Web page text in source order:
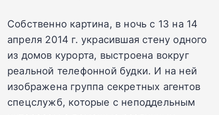
Собственно картина, в ночь с 13 на 14
апреля 2014 г. украсившая стену одного
из домов курорта, выстроена вокруг
реальной телефонной будки. И на ней
изображена группа секретных агентов
спецслужб, которые с неподдельным